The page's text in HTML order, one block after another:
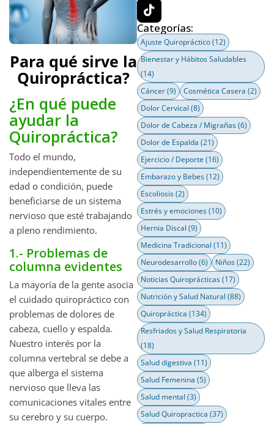
Para qué sirve la
Quiropráctica?
¿En qué puede
ayudar la
Quiropráctica?
Todo el mundo,
independientemente de su
edad o condición, puede
beneficiarse de un sistema
nervioso que esté trabajando
a pleno rendimiento.
1.- Problemas de
columna evidentes
La mayoría de la gente asocia
el cuidado quiropráctico con
problemas de dolores de
cabeza, cuello y espalda.
Nuestro interés por la
columna vertebral se debe a
que alberga el sistema
nervioso que lleva las
comunicaciones vitales entre
su cerebro y su cuerpo.
Categorías:
Ajuste Quiropráctico(12)
Bienestar y Hábitos Saludables
(14)
Cáncer(9) Cosmética Casera (2)
Dolor Cervical (8)
Dolor de Cabeza / Migrañas(6)
Dolor de Espalda (21)
Ejercicio / Deporte (16)
Embarazo y Bebes(12)
Escoliosis(2)
Estrés y emociones(10)
Hernia Discal (9)
Medicina Tradicional (11)
Neurodesarrollo(6) Niños(22)
Noticias Quiroprácticas(17)
Nutrición y Salud Natural (88)
Quiropráctica (134)
Resfriados y Salud Respiratoria
(18)
Salud digestiva (11)
Salud Femenina (5)
Salud mental (3)
Salud Quiropractica (37)